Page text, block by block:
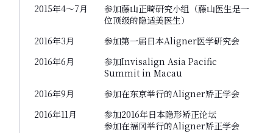
2015年4～7月
参加藤山正畸研究小组（藤山医生是一
位顶级的隐适美医生）
2016年3月
参加第一届日本Aligner医学研究会
2016年6月
参加Invisalign Asia Pacific
Summit in Macau
2016年9月
参加在东京举行的Aligner矫正学会
2016年11月
参加2016年日本隐形矫正论坛
参加在福冈举行的Aligner矫正学会